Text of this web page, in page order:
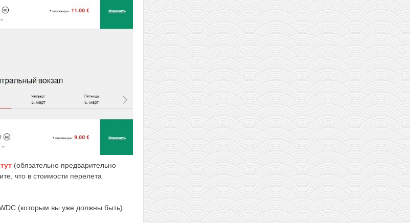
тут (обязательно предварительно
что в стоимости перелета
(которым вы уже должны быть).